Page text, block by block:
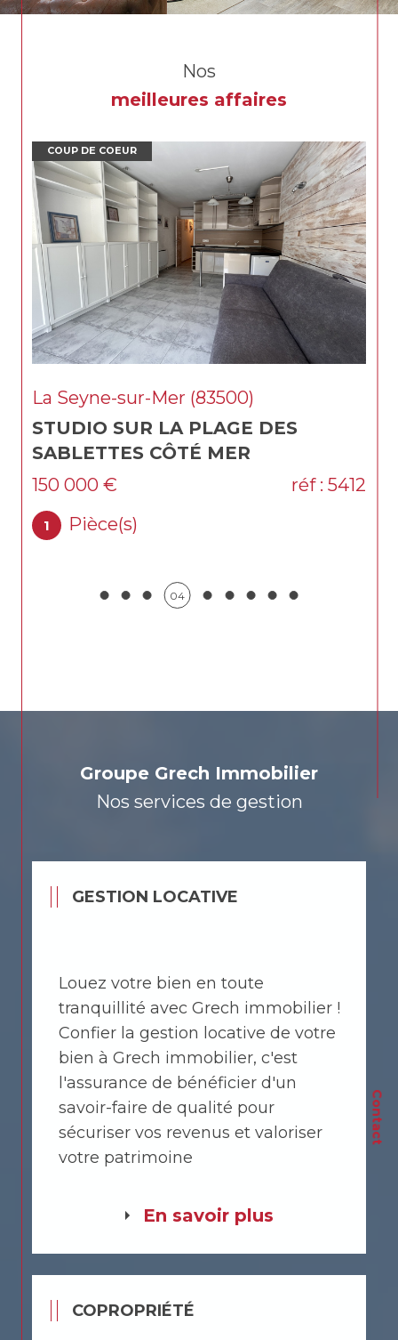
Contact
service.
Nos
meilleures affaires
(83500)
DES
MER
réf : 5412
COUP DE COEUR
Carnoules (83660)
CARNOULES
M2 SUR 2000M2
452 400 €
05
Groupe Grech Immobilier
Nos services de gestion
GESTION LOCATIVE
Louez votre bien en toute
tranquillité avec Grech immobilier !
Confier la gestion locative de votre
bien à Grech immobilier, c'est
l'assurance de bénéficier d'un
savoir-faire de qualité pour
sécuriser vos revenus et valoriser
votre patrimoine
En savoir plus
COPROPRIÉTÉ